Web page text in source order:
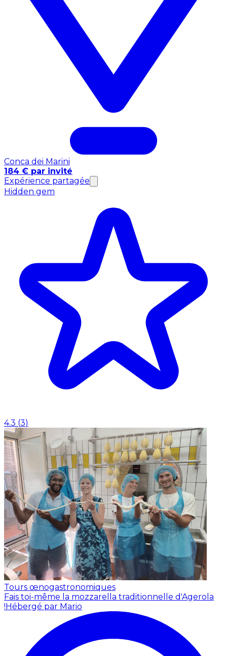
Conca dei Marini
184 € par invité
Expérience partagée
Hidden gem
4.3 (3)
Tours œnogastronomiques
Fais toi-même la mozzarella traditionnelle d'Agerola
!Hébergé par Mario